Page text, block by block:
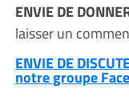
ENVIE DE
laisser un
ENVIE DE
notre groupe